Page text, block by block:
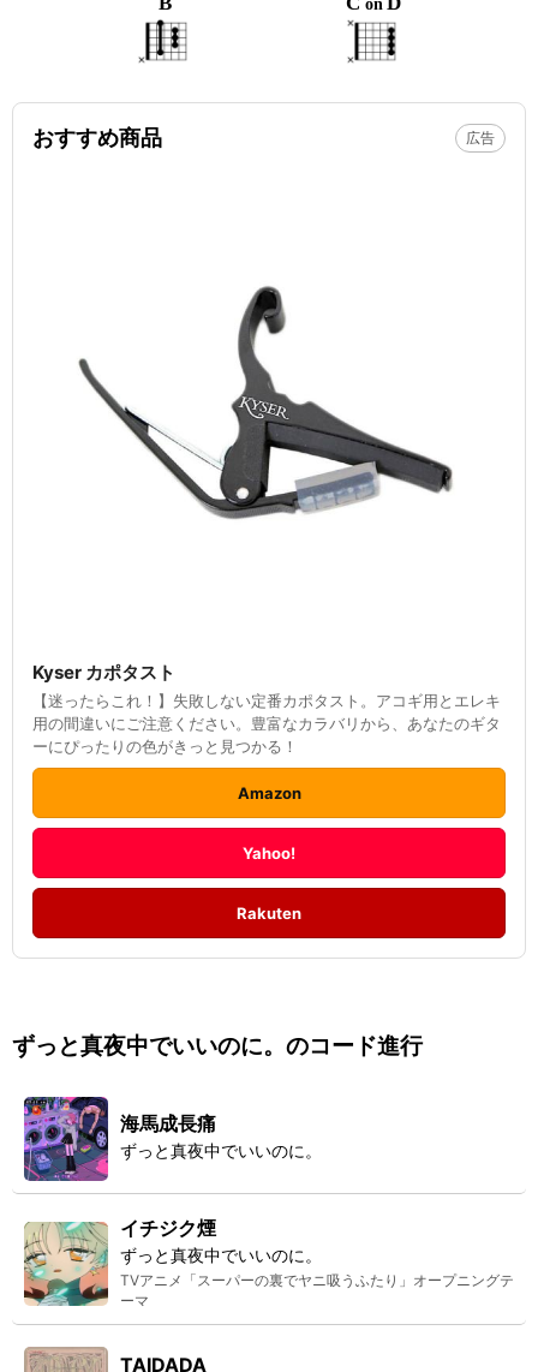
on
おすすめ商品 広告
Kyser カポタスト
【迷ったらこれ！】失敗しない定番カポタスト。アコギ用とエレキ
用の間違いにご注意ください。豊富なカラバリから、あなたのギタ
ーにぴったりの色がきっと見つかる！
Amazon
Yahoo!
Rakuten
ずっと真夜中でいいのに。 のコード進行
海馬成長痛
ずっと真夜中でいいのに。
イチジク煙
ずっと真夜中でいいのに。
TVアニメ「スーパーの裏でヤニ吸うふたり」オープニングテ
ーマ
TAIDADA